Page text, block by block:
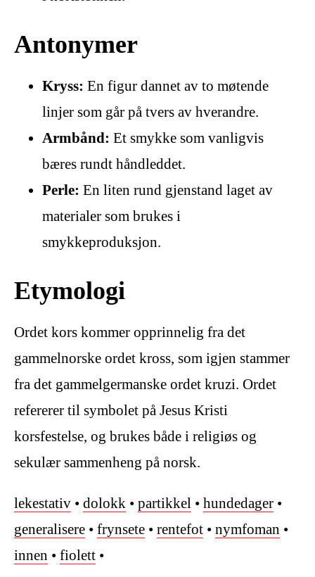
Antonymer
Kryss: En figur dannet av to møtende
linjer som går på tvers av hverandre.
Armbånd: Et smykke som vanligvis
bæres rundt håndleddet.
Perle: En liten rund gjenstand laget av
materialer som brukes i
smykkeproduksjon.
Etymologi
Ordet kors kommer opprinnelig fra det
gammelnorske ordet kross, som igjen stammer
fra det gammelgermanske ordet kruzi. Ordet
refererer til symbolet på Jesus Kristi
korsfestelse, og brukes både i religiøs og
sekulær sammenheng på norsk.
lekestativ • dolokk • partikkel • hundedager •
generalisere • frynsete • rentefot • nymfoman •
innen • fiolett •